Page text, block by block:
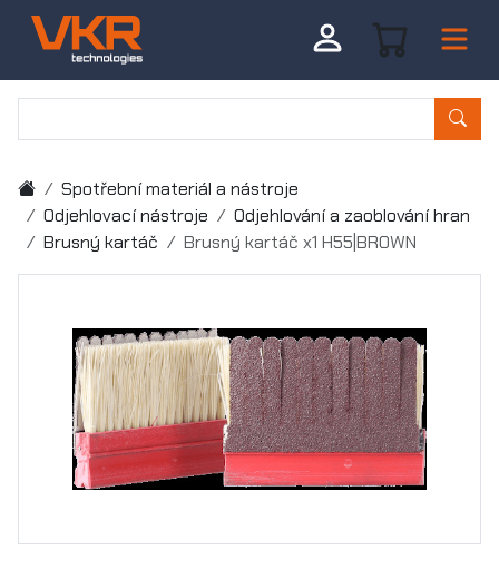
Spotřební materiál a nástroje
Odjehlovací nástroje
Odjehlování a zaoblování hran
Brusný kartáč
Brusný kartáč x1 H55|BROWN